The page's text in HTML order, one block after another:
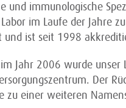
und immunologische
im Laufe der Jahre
und ist seit 1998
Jahr 2006 wurde unser
Der
zu einer weiteren